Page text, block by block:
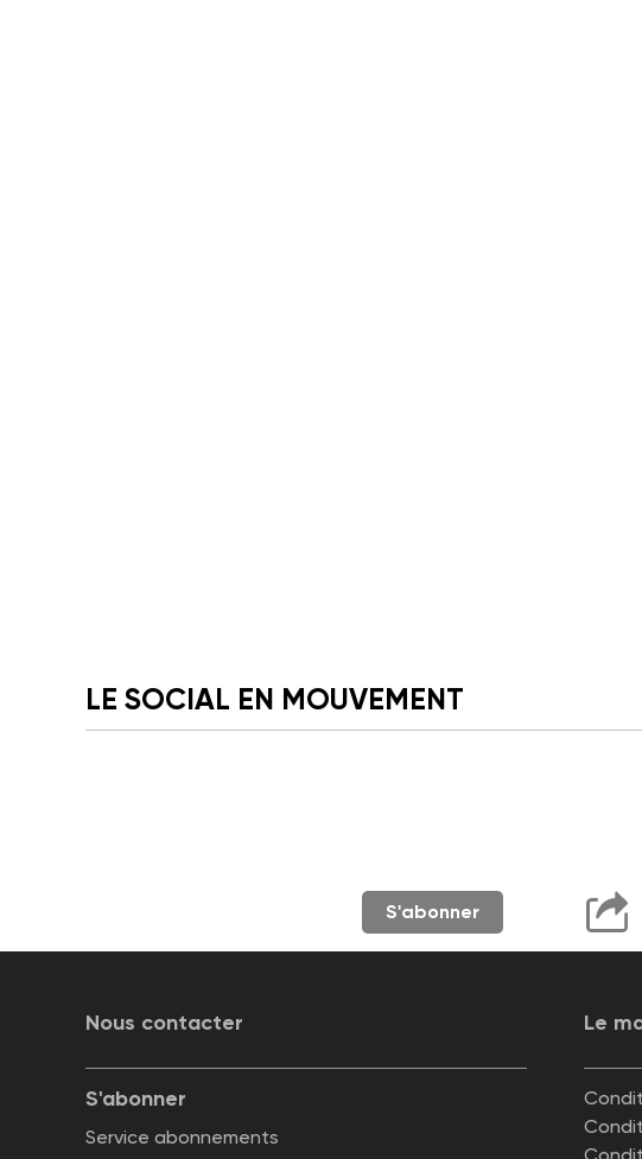
LE SOCIAL EN MOUVEMENT
S'abonner
Nous contacter Le
S'abonner
Service abonnements